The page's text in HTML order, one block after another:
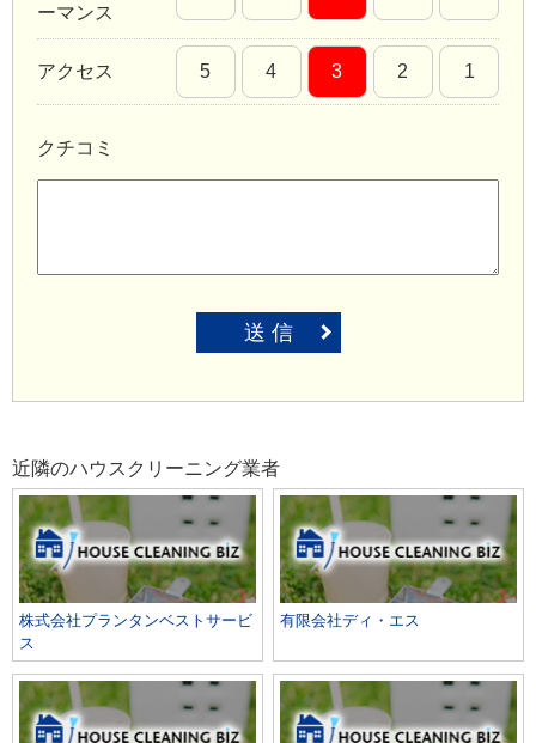
ーマンス
アクセス 5 4 3 2 1
クチコミ
送 信
近隣のハウスクリーニング業者
株式会社プランタンベストサービ
ス
有限会社ディ・エス